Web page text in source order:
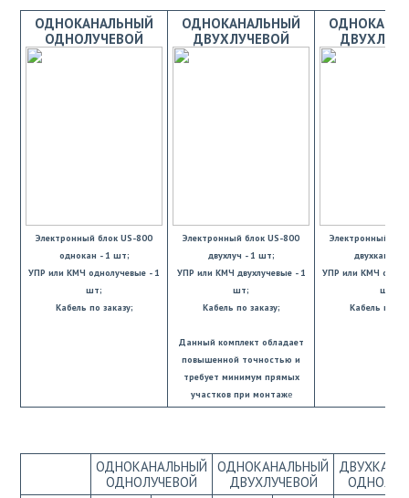
ОДНОКАНАЛЬНЫЙ
ОДНОЛУЧЕВОЙ
Электронный блок US-800
однокан - 1 шт;
УПР или КМЧ однолучевые - 1
шт;
Кабель по заказу;
ОДНОКАНАЛЬНЫЙ
ДВУХЛУЧЕВОЙ
Электронный блок US-800
двухлуч - 1 шт;
УПР или КМЧ двухлучевые - 1
шт;
Кабель по заказу;
Данный комплект обладает
повышенной точностью и
требует минимум прямых
участков при монтаже
Электронный
двухкан - 1
УПР или КМЧ
шт;
Кабель по
ОДНОКАНАЛЬНЫЙ
ОДНОЛУЧЕВОЙ
ОДНОКАНАЛЬНЫЙ
ДВУХЛУЧЕВОЙ